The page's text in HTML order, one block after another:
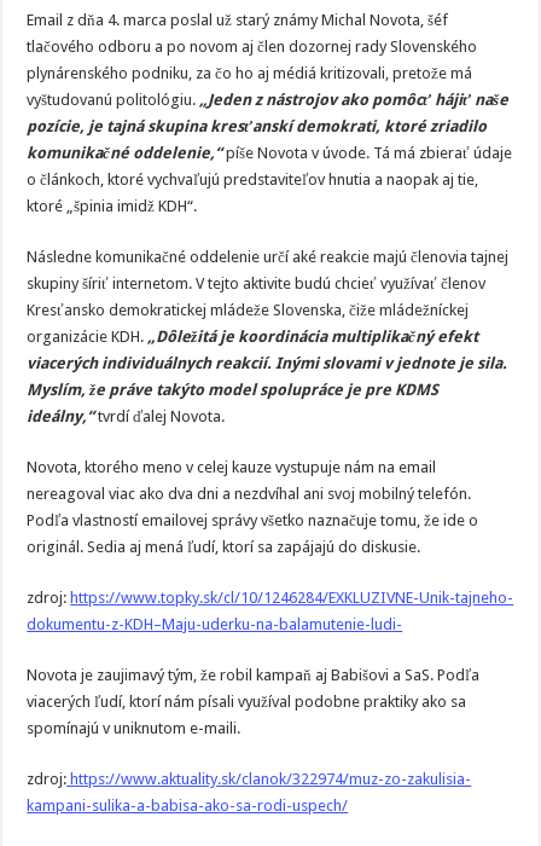
Email z dňa 4. marca poslal už starý známy Michal Novota, šéf
tlačového odboru a po novom aj člen dozornej rady Slovenského
plynárenského podniku, za čo ho aj médiá kritizovali, pretože má
vyštudovanú politológiu. „Jeden z nástrojov ako pomôcť hájiť naše
pozície, je tajná skupina kresťanskí demokrati, ktoré zriadilo
komunikačné oddelenie,“píše Novota v úvode. Tá má zbierať údaje
o článkoch, ktoré vychvaľujú predstaviteľov hnutia a naopak aj tie,
ktoré „špinia imidž KDH“.
Následne komunikačné oddelenie určí aké reakcie majú členovia tajnej
skupiny šíriť internetom. V tejto aktivite budú chcieť využívať členov
Kresťansko demokratickej mládeže Slovenska, čiže mládežníckej
organizácie KDH. „Dôležitá je koordinácia multiplikačný efekt
viacerých individuálnych reakcií. Inými slovami v jednote je sila.
Myslím, že práve takýto model spolupráce je pre KDMS
ideálny,“tvrdí ďalej Novota.
Novota, ktorého meno v celej kauze vystupuje nám na email
nereagoval viac ako dva dni a nezdvíhal ani svoj mobilný telefón.
Podľa vlastností emailovej správy všetko naznačuje tomu, že ide o
originál. Sedia aj mená ľudí, ktorí sa zapájajú do diskusie.
zdroj: https://www.topky.sk/cl/10/1246284/EXKLUZIVNE-Unik-tajneho-
dokumentu-z-KDH–Maju-uderku-na-balamutenie-ludi-
Novota je zaujimavý tým, že robil kampaň aj Babišovi a SaS. Podľa
viacerých ľudí, ktorí nám písali využíval podobne praktiky ako sa
spomínajú v uniknutom e-maili.
zdroj: https://www.aktuality.sk/clanok/322974/muz-zo-zakulisia-
kampani-sulika-a-babisa-ako-sa-rodi-uspech/